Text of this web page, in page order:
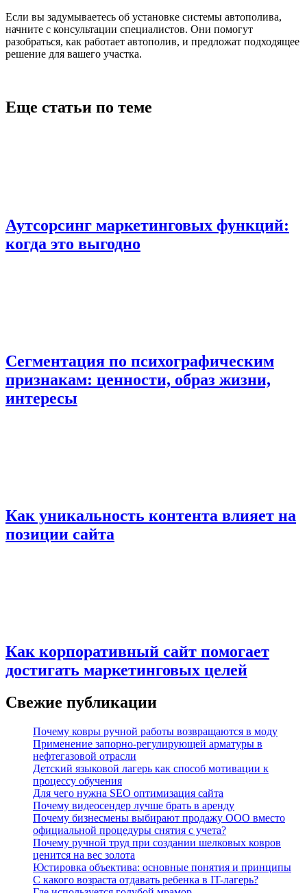
Если вы задумываетесь об установке системы автополива,
начните с консультации специалистов. Они помогут
разобраться, как работает автополив, и предложат подходящее
решение для вашего участка.
Еще статьи по теме
Аутсорсинг маркетинговых функций:
когда это выгодно
Сегментация по психографическим
признакам: ценности, образ жизни,
интересы
Как уникальность контента влияет на
позиции сайта
Как корпоративный сайт помогает
достигать маркетинговых целей
Свежие публикации
Почему ковры ручной работы возвращаются в моду
Применение запорно-регулирующей арматуры в
нефтегазовой отрасли
Детский языковой лагерь как способ мотивации к
процессу обучения
Для чего нужна SEO оптимизация сайта
Почему видеосендер лучше брать в аренду
Почему бизнесмены выбирают продажу ООО вместо
официальной процедуры снятия с учета?
Почему ручной труд при создании шелковых ковров
ценится на вес золота
Юстировка объектива: основные понятия и принципы
С какого возраста отдавать ребенка в IT-лагерь?